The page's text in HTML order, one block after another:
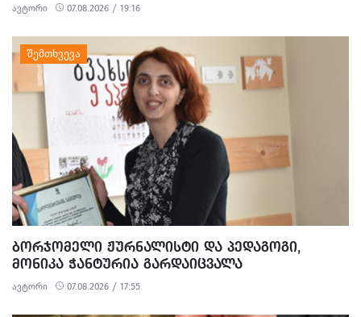
ავტორი 07.08.2026 / 19:16
ᲑᲝᲠᲯᲝᲛᲔᲚᲘ ᲟᲣᲠᲜᲐᲚᲘᲡᲢᲘ ᲓᲐ ᲞᲔᲓᲐᲒᲝᲒᲘ,
ᲛᲝᲜᲘᲙᲐ ᲭᲐᲜᲢᲣᲠᲘᲐ ᲒᲐᲠᲓᲐᲘᲪᲕᲐᲚᲐ
ავტორი 07.08.2026 / 17:55